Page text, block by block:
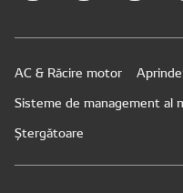
AC & Răcire motor
Sisteme de management al
Ștergătoare